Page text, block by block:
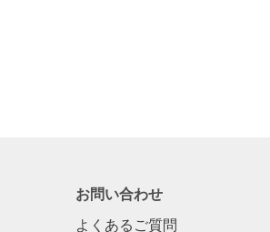
お問い合わせ
よくあるご質問